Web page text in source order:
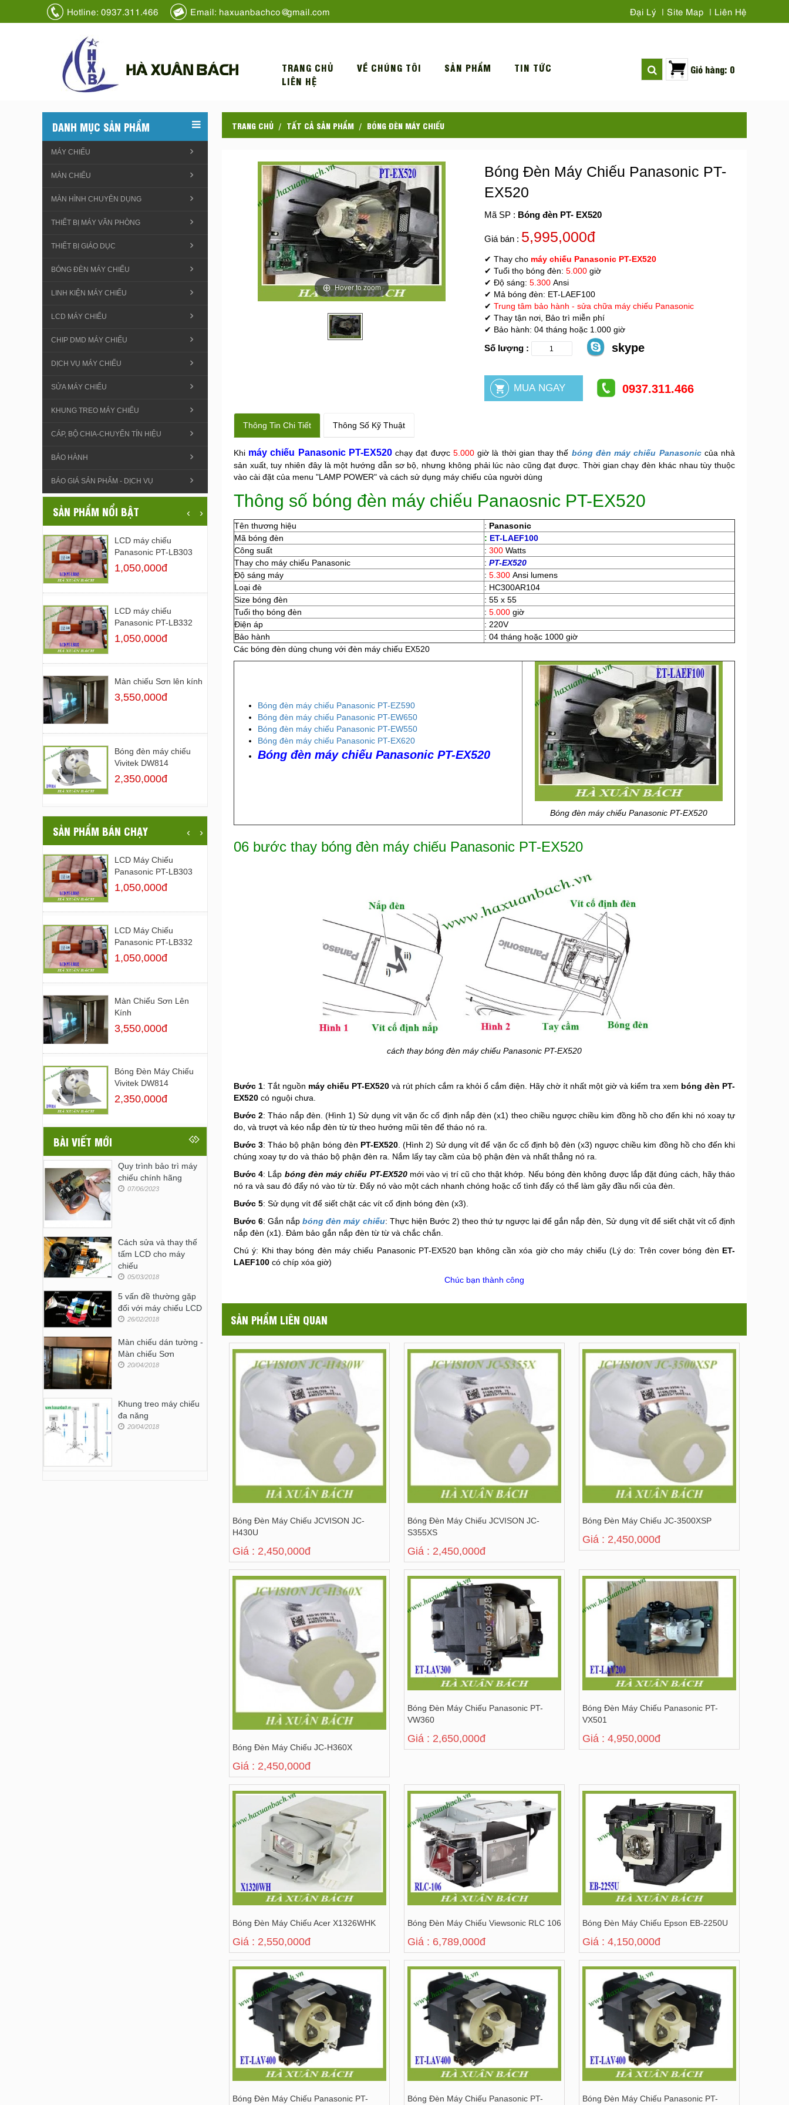
Hotline: 0937.311.466 Email: haxuanbachco@gmail.com Đại Lý Site Map Liên Hệ
HÀ XUÂN BÁCH TRANG CHỦ VỀ CHÚNG TÔI SẢN PHẨM
TIN TỨC
LIÊN HỆ
Giỏ hàng: 0
TRANG CHỦ TẤT CẢ SẢN PHẨM BÓNG ĐÈN MÁY CHIẾU
Hover to zoom
Bóng Đèn Máy Chiếu Panasonic PT-
EX520
Mã SP : Bóng đèn PT- EX520
Giá bán : 5,995,000đ
✔ Thay cho máy chiếu Panasonic PT-EX520
✔ Tuổi thọ bóng đèn: 5.000giờ
✔ Độ sáng: 5.300Ansi
✔ Mả bóng đèn: ET-LAEF100
✔ Trung tâm bảo hành - sửa chữa máy chiếu Panasonic
✔ Thay tận nơi, Bảo trì miễn phí
✔ Bảo hành: 04 tháng hoặc 1.000 giờ
Số lượng : skype
0937.311.466
Thông Tin Chi Tiết Thông Số Kỹ Thuật
Khi máy chiếu Panasonic PT-EX520chạy đạt được 5.000giờ là thời gian thay thế bóng đèn máy chiếu Panasoniccủa nhà
sản xuất, tuy nhiên đây là một hướng dẫn sơ bộ, nhưng không phải lúc nào cũng đạt được. Thời gian chạy đèn khác nhau tùy thuộc
vào cài đặt của menu "LAMP POWER" và cách sử dụng máy chiếu của người dùng
Thông số bóng đèn máy chiếu Panaosnic PT-EX520
Tên thương hiệu : Panasonic
Mã bóng đèn
: ET-LAEF100
Công suất
: 300 Watts
Thay cho máy chiếu Panasonic
: PT-EX520
Độ sáng máy
: 5.300 Ansi lumens
Loại đè
: HC300AR104
Size bóng đèn
: 55 x 55
Tuổi thọ bóng đèn
: 5.000 giờ
Điện áp
: 220V
Bảo hành
: 04 tháng hoặc 1000 giờ
Các bóng đèn dùng chung với đèn máy chiếu EX520
Bóng đèn máy chiếu Panasonic PT-EZ590
Bóng đèn máy chiếu Panasonic PT-EW650
Bóng đèn máy chiếu Panasonic PT-EW550
Bóng đèn máy chiếu Panasonic PT-EX620
Bóng đèn máy chiếu Panasonic PT-EX520
Bóng đèn máy chiếu Panasonic PT-EX520
06 bước thay bóng đèn máy chiếu Panasonic PT-EX520
cách thay bóng đèn máy chiếu Panasonic PT-EX520
Bước 1: Tắt nguồn máy chiếu PT-EX520 và rút phích cắm ra khỏi ổ cắm điện. Hãy chờ ít nhất một giờ và kiểm tra xem bóng đèn PT-
EX520 có nguội chưa.
Bước 2: Tháo nắp đèn. (Hình 1) Sử dụng vít vặn ốc cố định nắp đèn (x1) theo chiều ngược chiều kim đồng hồ cho đến khi nó xoay tự
do, và trượt và kéo nắp đèn từ từ theo hướng mũi tên để tháo nó ra.
Bước 3: Tháo bộ phận bóng đèn PT-EX520. (Hình 2) Sử dụng vít để vặn ốc cố định bộ đèn (x3) ngược chiều kim đồng hồ cho đến khi
chúng xoay tự do và tháo bộ phận đèn ra. Nắm lấy tay cầm của bộ phận đèn và nhất thẳng nó ra.
Bước 4: Lắp bóng đèn máy chiếu PT-EX520mới vào vị trí cũ cho thật khớp. Nếu bóng đèn không được lắp đặt đúng cách, hãy tháo
nó ra và sau đó đẩy nó vào từ từ. Đẩy nó vào một cách nhanh chóng hoặc cố tình đẩy có thể làm gãy đầu nối của đèn.
Bước 5: Sử dụng vít để siết chặt các vít cố định bóng đèn (x3).
Bước 6: Gắn nắpbóng đèn máy chiếu: Thực hiện Bước 2) theo thứ tự ngược lại để gắn nắp đèn, Sử dụng vít để siết chặt vít cố định
nắp đèn (x1). Đảm bảo gắn nắp đèn từ từ và chắc chắn.
Chú ý: Khi thay bóng đèn máy chiếu Panasonic PT-EX520 bạn không cần xóa giờ cho máy chiếu (Lý do: Trên cover bóng đèn ET-
LAEF100 có chíp xóa giờ)
Chúc bạn thành công
SẢN PHẨM LIÊN QUAN
Bóng Đèn Máy Chiếu JCVISON JC-
H430U
Giá : 2,450,000đ
Bóng Đèn Máy Chiếu JCVISON JC-
S355XS
Giá : 2,450,000đ
Bóng Đèn Máy Chiếu JC-3500XSP
Giá : 2,450,000đ
Bóng Đèn Máy Chiếu JC-H360X
Giá : 2,450,000đ
Bóng Đèn Máy Chiếu Panasonic PT-
VW360
Giá : 2,650,000đ
Bóng Đèn Máy Chiếu Panasonic PT-
VX501
Giá : 4,950,000đ
Bóng Đèn Máy Chiếu Acer X1326WHK
Giá : 2,550,000đ
Bóng Đèn Máy Chiếu Viewsonic RLC 106
Giá : 6,789,000đ
Bóng Đèn Máy Chiếu Epson EB-2250U
Giá : 4,150,000đ
Bóng Đèn Máy Chiếu Panasonic PT- Bóng Đèn Máy Chiếu Panasonic PT- Bóng Đèn Máy Chiếu Panasonic PT-
DANH MỤC SẢN PHẨM
MÁY CHIẾU
MÀN CHIẾU
MÀN HÌNH CHUYÊN DỤNG
THIẾT BỊ MÁY VĂN PHÒNG
THIẾT BỊ GIÁO DỤC
BÓNG ĐÈN MÁY CHIẾU
LINH KIỆN MÁY CHIẾU
LCD MÁY CHIẾU
CHIP DMD MÁY CHIẾU
DỊCH VỤ MÁY CHIẾU
SỬA MÁY CHIẾU
KHUNG TREO MÁY CHIẾU
CÁP, BỘ CHIA-CHUYỂN TÍN HIỆU
BẢO HÀNH
BÁO GIÁ SẢN PHẨM - DỊCH VỤ
SẢN PHẨM NỔI BẬT ‹ ›
LCD máy chiếu
Panasonic PT-LB303
1,050,000đ
LCD máy chiếu
Panasonic PT-LB332
1,050,000đ
Màn chiếu Sơn lên kính
3,550,000đ
Bóng đèn máy chiếu
Vivitek DW814
2,350,000đ
SẢN PHẨM BÁN CHẠY ‹ ›
LCD Máy Chiếu
Panasonic PT-LB303
1,050,000đ
LCD Máy Chiếu
Panasonic PT-LB332
1,050,000đ
Màn Chiếu Sơn Lên
Kính
3,550,000đ
Bóng Đèn Máy Chiếu
Vivitek DW814
2,350,000đ
BÀI VIẾT MỚI
Quy trình bảo trì máy
chiếu chính hãng
07/06/2023
Cách sửa và thay thế
tấm LCD cho máy
chiếu
05/03/2018
5 vấn đề thường gặp
đối với máy chiếu LCD
26/02/2018
Màn chiếu dán tường -
Màn chiếu Sơn
20/04/2018
Khung treo máy chiếu
đa năng
20/04/2018